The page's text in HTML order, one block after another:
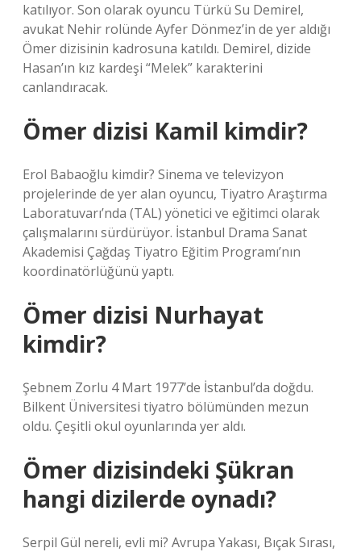
katılıyor. Son olarak oyuncu Türkü Su Demirel,
avukat Nehir rolünde Ayfer Dönmez’in de yer aldığı
Ömer dizisinin kadrosuna katıldı. Demirel, dizide
Hasan’ın kız kardeşi “Melek” karakterini
canlandıracak.
Ömer dizisi Kamil kimdir?
Erol Babaoğlu kimdir? Sinema ve televizyon
projelerinde de yer alan oyuncu, Tiyatro Araştırma
Laboratuvarı’nda (TAL) yönetici ve eğitimci olarak
çalışmalarını sürdürüyor. İstanbul Drama Sanat
Akademisi Çağdaş Tiyatro Eğitim Programı’nın
koordinatörlüğünü yaptı.
Ömer dizisi Nurhayat
kimdir?
Şebnem Zorlu 4 Mart 1977’de İstanbul’da doğdu.
Bilkent Üniversitesi tiyatro bölümünden mezun
oldu. Çeşitli okul oyunlarında yer aldı.
Ömer dizisindeki Şükran
hangi dizilerde oynadı?
Serpil Gül nereli, evli mi? Avrupa Yakası, Bıçak Sırası,